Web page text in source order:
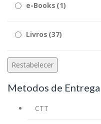
e-Books (1)
Livros (37)
Restabelecer
Metodos de Entrega
CTT